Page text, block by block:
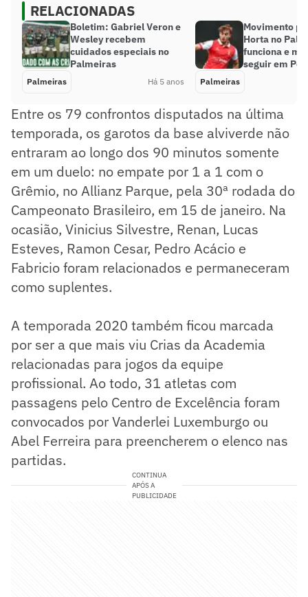
RELACIONADAS
Boletim: Gabriel Veron e
Wesley recebem
cuidados especiais no
Palmeiras
Palmeiras Há 5 anos
Movimento
Horta no
funciona e
seguir em
Palmeiras
Entre os 79 confrontos disputados na última
temporada, os garotos da base alviverde não
entraram ao longo dos 90 minutos somente
em um duelo: no empate por 1 a 1 com o
Grêmio, no Allianz Parque, pela 30ª rodada do
Campeonato Brasileiro, em 15 de janeiro. Na
ocasião, Vinicius Silvestre, Renan, Lucas
Esteves, Ramon Cesar, Pedro Acácio e
Fabricio foram relacionados e permaneceram
como suplentes.
A temporada 2020 também ficou marcada
por ser a que mais viu Crias da Academia
relacionadas para jogos da equipe
profissional. Ao todo, 31 atletas com
passagens pelo Centro de Excelência foram
convocados por Vanderlei Luxemburgo ou
Abel Ferreira para preencherem o elenco nas
partidas.
CONTINUA
APÓS A
PUBLICIDADE